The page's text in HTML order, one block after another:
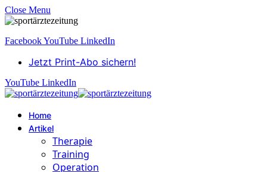
Close Menu
FacebookYouTube LinkedIn
Jetzt Print-Abo sichern!
YouTube LinkedIn
Home
Artikel
Therapie
Training
Operation